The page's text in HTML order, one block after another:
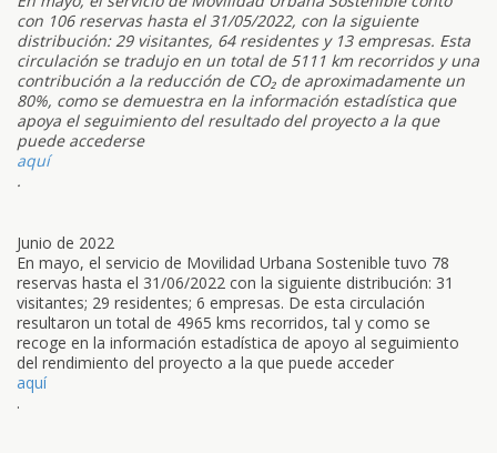
con 106 reservas hasta el 31/05/2022, con la siguiente
distribución: 29 visitantes, 64 residentes y 13 empresas. Esta
circulación se tradujo en un total de 5111 km recorridos y una
contribución a la reducción de CO₂ de aproximadamente un
80%, como se demuestra en la información estadística que
apoya el seguimiento del resultado del proyecto a la que
puede accederse
aquí
.
Junio de 2022
En mayo, el servicio de Movilidad Urbana Sostenible tuvo 78
reservas hasta el 31/06/2022 con la siguiente distribución: 31
visitantes; 29 residentes; 6 empresas. De esta circulación
resultaron un total de 4965 kms recorridos, tal y como se
recoge en la información estadística de apoyo al seguimiento
del rendimiento del proyecto a la que puede acceder
aquí
.